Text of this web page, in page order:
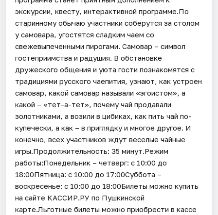
экскурсии, квесту, интерактивной программе.По
старинному обычаю участники соберутся за столом
у самовара, угостятся сладким чаем со
свежевыпеченными пирогами. Самовар – символ
гостеприимства и радушия. В обстановке
дружеского общения и уюта гости познакомятся с
традициями русского чаепития, узнают, как устроен
самовар, какой самовар называли «эгоистом», а
какой – «тет-а-тет», почему чай продавали
золотниками, а возили в цибиках, как пить чай по-
купечески, а как – в приглядку и многое другое. И
конечно, всех участников ждут веселые чайные
игры.Продолжительность: 35 минут.Режим
работы:Понедельник – четверг: с 10:00 до
18:00Пятница: с 10:00 до 17:00Суббота –
воскресенье: с 10:00 до 18:00Билеты можно купить
на сайте КАССИР.РУ по Пушкинской
карте.Льготные билеты можно приобрести в кассе